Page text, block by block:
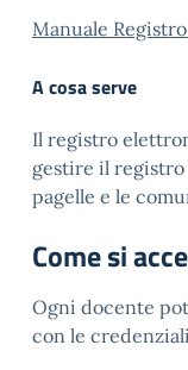
Manuale
A cosa serve
Il registro
gestire il
pagelle e le
Come si
Ogni docente
con le